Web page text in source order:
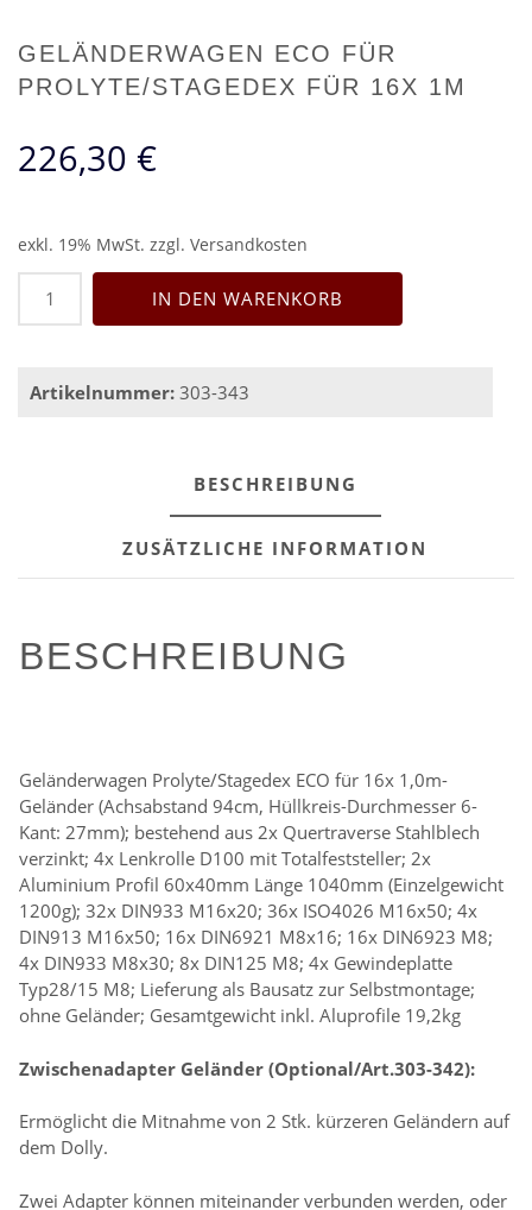
GELÄNDERWAGEN ECO FÜR
PROLYTE/STAGEDEX FÜR 16X 1M
226,30 €
exkl. 19% MwSt. zzgl. Versandkosten
Geländerwagen
für
für
IN DEN WARENKORB
Artikelnummer: 303-343
BESCHREIBUNG
ZUSÄTZLICHE INFORMATION
BESCHREIBUNG
Geländerwagen Prolyte/Stagedex ECO für 16x 1,0m-
Geländer (Achsabstand 94cm, Hüllkreis-Durchmesser 6-
Kant: 27mm); bestehend aus 2x Quertraverse Stahlblech
verzinkt; 4x Lenkrolle D100 mit Totalfeststeller; 2x
Aluminium Profil 60x40mm Länge 1040mm (Einzelgewicht
1200g); 32x DIN933 M16x20; 36x ISO4026 M16x50; 4x
DIN913 M16x50; 16x DIN6921 M8x16; 16x DIN6923 M8;
4x DIN933 M8x30; 8x DIN125 M8; 4x Gewindeplatte
Typ28/15 M8; Lieferung als Bausatz zur Selbstmontage;
ohne Geländer; Gesamtgewicht inkl. Aluprofile 19,2kg
Zwischenadapter Geländer (Optional/Art.303-342):
Ermöglicht die Mitnahme von 2 Stk. kürzeren Geländern auf
dem Dolly.
Zwei Adapter können miteinander verbunden werden, oder